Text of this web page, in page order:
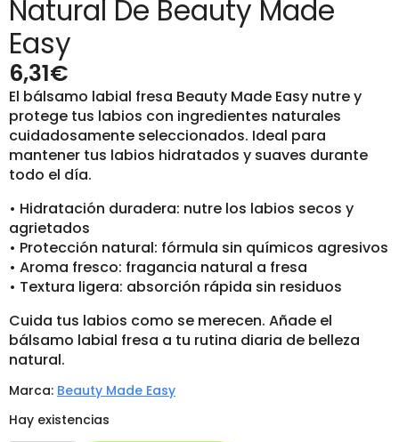
Natural De Beauty Made
Easy
6,31€
El bálsamo labial fresa Beauty Made Easy nutre y
protege tus labios con ingredientes naturales
cuidadosamente seleccionados. Ideal para
mantener tus labios hidratados y suaves durante
todo el día.
• Hidratación duradera: nutre los labios secos y
agrietados
• Protección natural: fórmula sin químicos agresivos
• Aroma fresco: fragancia natural a fresa
• Textura ligera: absorción rápida sin residuos
Cuida tus labios como se merecen. Añade el
bálsamo labial fresa a tu rutina diaria de belleza
natural.
Marca: Beauty Made Easy
Hay existencias